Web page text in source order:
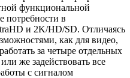
функциональной
потребности в
и 2K/HD/SD. Отличаясь
как для видео,
за четыре отдельных
же задействовать все
с сигналом